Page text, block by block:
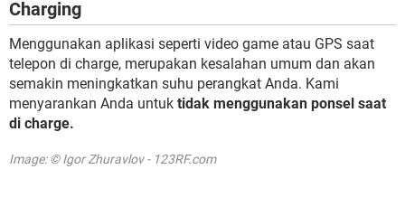
Charging
Menggunakan aplikasi seperti video game atau GPS saat
telepon di charge, merupakan kesalahan umum dan akan
semakin meningkatkan suhu perangkat Anda. Kami
menyarankan Anda untuk tidak menggunakan ponsel saat
di charge.
Image: © Igor Zhuravlov - 123RF.com